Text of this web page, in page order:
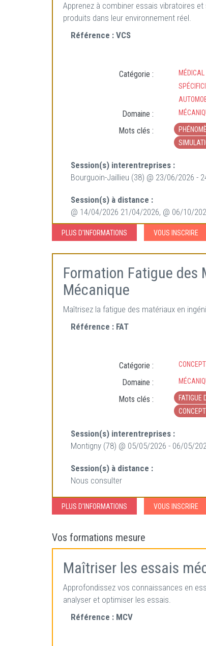
Apprenez à combiner essais vibratoires
produits dans leur environnement réel.
Référence : VCS
Catégorie : MÉDICAL
Domaine :
Mots clés :
Session(s) interentreprises :
Bourguoin-Jaillieu (38) @ 23/06/2026 -
Session(s) à distance :
@ 14/04/2026 21/04/2026, @ 06/10/
PLUS D'INFORMATIONS VOUS INSCRIRE
Formation Fatigue des
Mécanique
Maîtrisez la fatigue des matériaux en
Référence : FAT
Catégorie :
Domaine :
Mots clés : FATIGUE
Session(s) interentreprises :
Montigny (78) @ 05/05/2026 - 06/05/
Session(s) à distance :
Nous consulter
PLUS D'INFORMATIONS VOUS INSCRIRE
Vos formations mesure
Maîtriser les essais
Approfondissez vos connaissances en
analyser et optimiser les essais.
Référence : MCV